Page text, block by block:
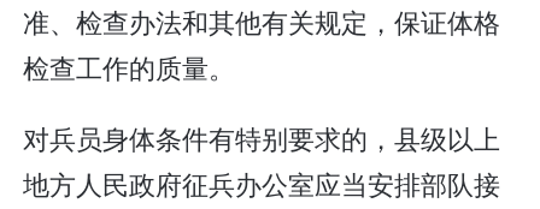
准、检查办法和其他有关规定，保证体格
检查工作的质量。
对兵员身体条件有特别要求的，县级以上
地方人民政府征兵办公室应当安排部队接